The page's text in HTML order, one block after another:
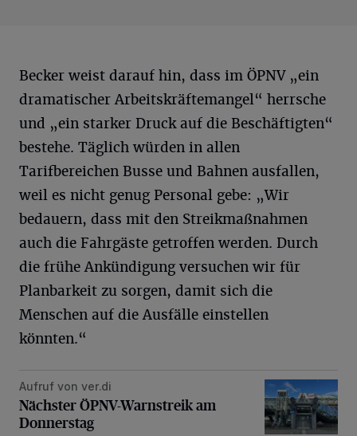
Becker weist darauf hin, dass im ÖPNV „ein
dramatischer Arbeitskräftemangel“ herrsche
und „ein starker Druck auf die Beschäftigten“
bestehe. Täglich würden in allen
Tarifbereichen Busse und Bahnen ausfallen,
weil es nicht genug Personal gebe: „Wir
bedauern, dass mit den Streikmaßnahmen
auch die Fahrgäste getroffen werden. Durch
die frühe Ankündigung versuchen wir für
Planbarkeit zu sorgen, damit sich die
Menschen auf die Ausfälle einstellen
könnten.“
Nächster ÖPNV-Warnstreik am Donnerstag
Aufruf von ver.di
Nächster ÖPNV-Warnstreik am
Donnerstag